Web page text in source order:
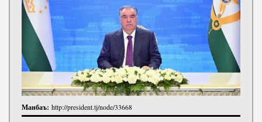
Манбаъ: http://president.tj/node/33668